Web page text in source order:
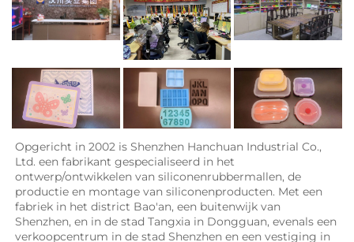
Opgericht in 2002 is Shenzhen Hanchuan Industrial Co.,
Ltd. een fabrikant gespecialiseerd in het
ontwerp/ontwikkelen van siliconenrubbermallen, de
productie en montage van siliconenproducten. Met een
fabriek in het district Bao'an, een buitenwijk van
Shenzhen, en in de stad Tangxia in Dongguan, evenals een
verkoopcentrum in de stad Shenzhen en een vestiging in